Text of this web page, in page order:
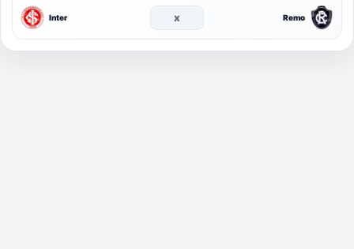
Inter x Remo